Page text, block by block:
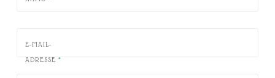
E-MAIL-
ADRESSE *